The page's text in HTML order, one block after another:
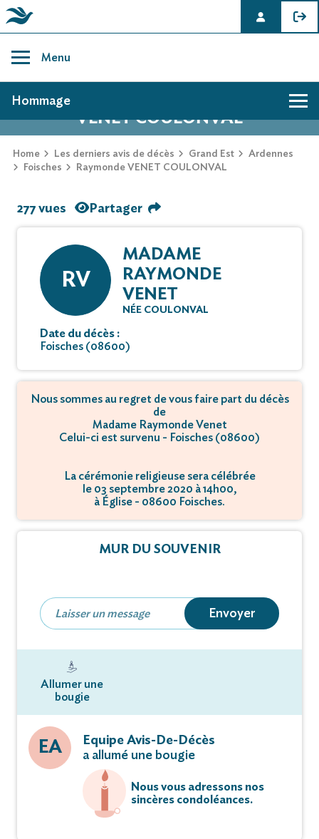
content
Menu
AVIS DE DÉCÈS DE RAYMONDE
VENET COULONVAL
Home Les derniers avis de décès Grand Est
Ardennes
Foisches
Raymonde VENET COULONVAL
Hommage
277 vues Partager
RV
MADAME
RAYMONDE
VENET
NÉE COULONVAL
Date du décès :
Foisches (08600)
Nous sommes au regret de vous faire part du décès
de
Madame Raymonde Venet
Celui-ci est survenu - Foisches (08600)
La cérémonie religieuse sera célébrée
le 03 septembre 2020 à 14h00,
à Église - 08600 Foisches.
MUR DU SOUVENIR
Envoyer
Allumer une
bougie
EA
Equipe Avis-De-Décès
a allumé une bougie
Nous vous adressons nos
sincères condoléances.